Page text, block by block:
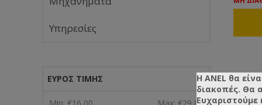
Υπηρεσίες
ΕΎΡΟΣ ΤΙΜΉΣ
Η ANEL θα
διακοπές. Θα
Ευχαριστούμε